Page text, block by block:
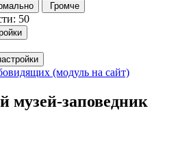
Громче
50
(модуль на сайт)
музей-заповедник